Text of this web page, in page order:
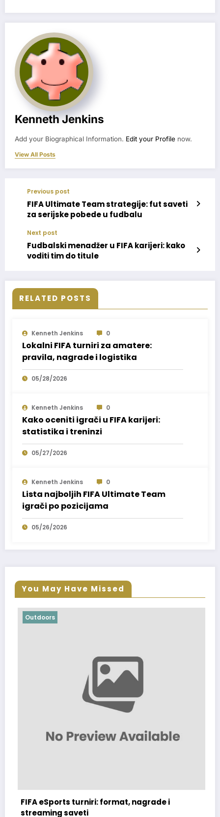
Kenneth Jenkins
Add your Biographical Information. Edit your Profile now.
View All Posts
Previous post
FIFA Ultimate Team strategije: fut saveti
za serijske pobede u fudbalu
Next post
Fudbalski menadžer u FIFA karijeri: kako
voditi tim do titule
RELATED POSTS
Kenneth Jenkins 0
Lokalni FIFA turniri za amatere:
pravila, nagrade i logistika
05/28/2026
Kenneth Jenkins 0
Kako oceniti igrači u FIFA karijeri:
statistika i treninzi
05/27/2026
Kenneth Jenkins 0
Lista najboljih FIFA Ultimate Team
igrači po pozicijama
05/26/2026
You May Have Missed
Kako promovisati vaš FIFA turnir:
organizatore